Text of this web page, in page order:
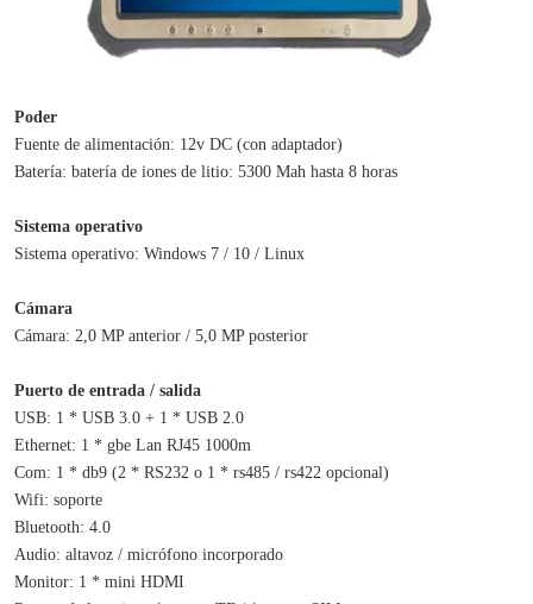
Poder
Fuente de alimentación: 12v DC (con adaptador)
Batería: batería de iones de litio: 5300 Mah hasta 8 horas
Sistema operativo
Sistema operativo: Windows 7 / 10 / Linux
Cámara
Cámara: 2,0 MP anterior / 5,0 MP posterior
Puerto de entrada / salida
USB: 1 * USB 3.0 + 1 * USB 2.0
Ethernet: 1 * gbe Lan RJ45 1000m
Com: 1 * db9 (2 * RS232 o 1 * rs485 / rs422 opcional)
Wifi: soporte
Bluetooth: 4.0
Audio: altavoz / micrófono incorporado
Monitor: 1 * mini HDMI